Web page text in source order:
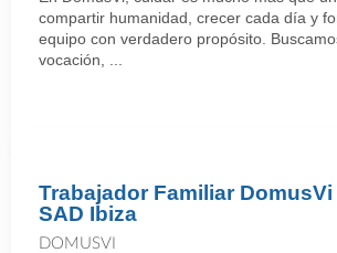
compartir humanidad, crecer cada día y
equipo con verdadero propósito.
vocación, ...
Trabajador Familiar DomusVi
SAD Ibiza
DOMUSVI